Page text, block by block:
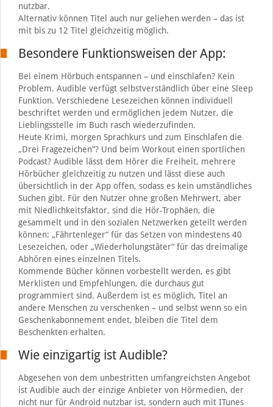
nutzbar.
Alternativ können Titel auch nur geliehen werden – das ist
mit bis zu 12 Titel gleichzeitig möglich.
Besondere Funktionsweisen der App:
Bei einem Hörbuch entspannen – und einschlafen? Kein
Problem. Audible verfügt selbstverständlich über eine Sleep
Funktion. Verschiedene Lesezeichen können individuell
beschriftet werden und ermöglichen jedem Nutzer, die
Lieblingsstelle im Buch rasch wiederzufinden.
Heute Krimi, morgen Sprachkurs und zum Einschlafen die
„Drei Fragezeichen“? Und beim Workout einen sportlichen
Podcast? Audible lässt dem Hörer die Freiheit, mehrere
Hörbücher gleichzeitig zu nutzen und lässt diese auch
übersichtlich in der App offen, sodass es kein umständliches
Suchen gibt. Für den Nutzer ohne großen Mehrwert, aber
mit Niedlichkeitsfaktor, sind die Hör-Trophäen, die
gesammelt und in den sozialen Netzwerken geteilt werden
können: „Fährtenleger“ für das Setzen von mindestens 40
Lesezeichen, oder „Wiederholungstäter“ für das dreimalige
Abhören eines einzelnen Titels.
Kommende Bücher können vorbestellt werden, es gibt
Merklisten und Empfehlungen, die durchaus gut
programmiert sind. Außerdem ist es möglich, Titel an
andere Menschen zu verschenken – und selbst wenn so ein
Geschenkabonnement endet, bleiben die Titel dem
Beschenkten erhalten.
Wie einzigartig ist Audible?
Abgesehen von dem unbestritten umfangreichsten Angebot
ist Audible auch der einzige Anbieter von Hörmedien, der
nicht nur für Android nutzbar ist, sondern auch mit ITunes